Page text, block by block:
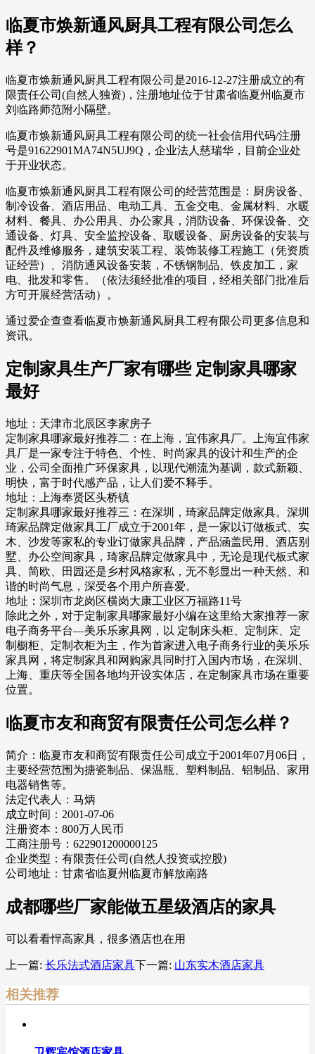
临夏市焕新通风厨具工程有限公司怎么
样？
临夏市焕新通风厨具工程有限公司是2016-12-27注册成立的有
限责任公司(自然人独资)，注册地址位于甘肃省临夏州临夏市
刘临路师范附小隔壁。
临夏市焕新通风厨具工程有限公司的统一社会信用代码/注册
号是91622901MA74N5UJ9Q，企业法人慈瑞华，目前企业处
于开业状态。
临夏市焕新通风厨具工程有限公司的经营范围是：厨房设备、
制冷设备、酒店用品、电动工具、五金交电、金属材料、水暖
材料、餐具、办公用具、办公家具，消防设备、环保设备、交
通设备、灯具、安全监控设备、取暖设备、厨房设备的安装与
配件及维修服务，建筑安装工程、装饰装修工程施工（凭资质
证经营）、消防通风设备安装，不锈钢制品、铁皮加工，家
电、批发和零售。（依法须经批准的项目，经相关部门批准后
方可开展经营活动）。
通过爱企查查看临夏市焕新通风厨具工程有限公司更多信息和
资讯。
定制家具生产厂家有哪些 定制家具哪家
最好
地址：天津市北辰区李家房子
定制家具哪家最好推荐二：在上海，宜伟家具厂。上海宜伟家
具厂是一家专注于特色、个性、时尚家具的设计和生产的企
业，公司全面推广环保家具，以现代潮流为基调，款式新颖、
明快，富于时代感产品，让人们爱不释手。
地址：上海奉贤区头桥镇
定制家具哪家最好推荐三：在深圳，琦家品牌定做家具。深圳
琦家品牌定做家具工厂成立于2001年，是一家以订做板式、实
木、沙发等家私的专业订做家具品牌，产品涵盖民用、酒店别
墅、办公空间家具，琦家品牌定做家具中，无论是现代板式家
具、简欧、田园还是乡村风格家私，无不彰显出一种天然、和
谐的时尚气息，深受各个用户所喜爱。
地址：深圳市龙岗区横岗大康工业区万福路11号
除此之外，对于定制家具哪家最好小编在这里给大家推荐一家
电子商务平台—美乐乐家具网，以 定制床头柜、定制床、定
制橱柜、定制衣柜为主，作为首家进入电子商务行业的美乐乐
家具网，将定制家具和网购家具同时打入国内市场，在深圳、
上海、重庆等全国各地均开设实体店，在定制家具市场在重要
位置。
临夏市友和商贸有限责任公司怎么样？
简介：临夏市友和商贸有限责任公司成立于2001年07月06日，
主要经营范围为搪瓷制品、保温瓶、塑料制品、铝制品、家用
电器销售等。
法定代表人：马炳
成立时间：2001-07-06
注册资本：800万人民币
工商注册号：622901200000125
企业类型：有限责任公司(自然人投资或控股)
公司地址：甘肃省临夏州临夏市解放南路
成都哪些厂家能做五星级酒店的家具
可以看看悍高家具，很多酒店也在用
上一篇: 长乐法式酒店家具下一篇: 山东实木酒店家具
相关推荐